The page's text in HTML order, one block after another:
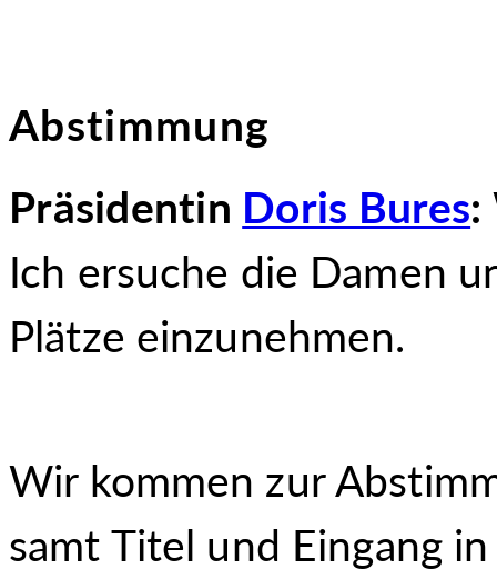
Abstimmung
Präsidentin Doris Bures:
Ich ersuche die Damen
Plätze einzunehmen.
Wir kommen zur
samt Titel und Eingang